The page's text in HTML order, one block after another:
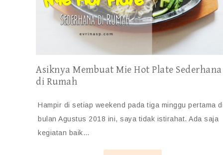
Asiknya Membuat Mie Hot Plate Sederhana
di Rumah
Hampir di setiap weekend pada tiga minggu pertama
bulan Agustus 2018 ini, saya tidak istirahat. Ada saja
kegiatan baik…